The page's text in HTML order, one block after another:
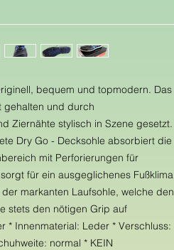
bequem und topmodern. Das
gehalten und durch
Ziernähte stylisch in Szene gesetzt.
Dry Go - Decksohle absorbiert die
mit Perforierungen für
für ein ausgeglichenes Fußklima
markanten Laufsohle, welche den
stets den nötigen Grip auf
* Innenmaterial: Leder * Verschluss:
normal * KEIN